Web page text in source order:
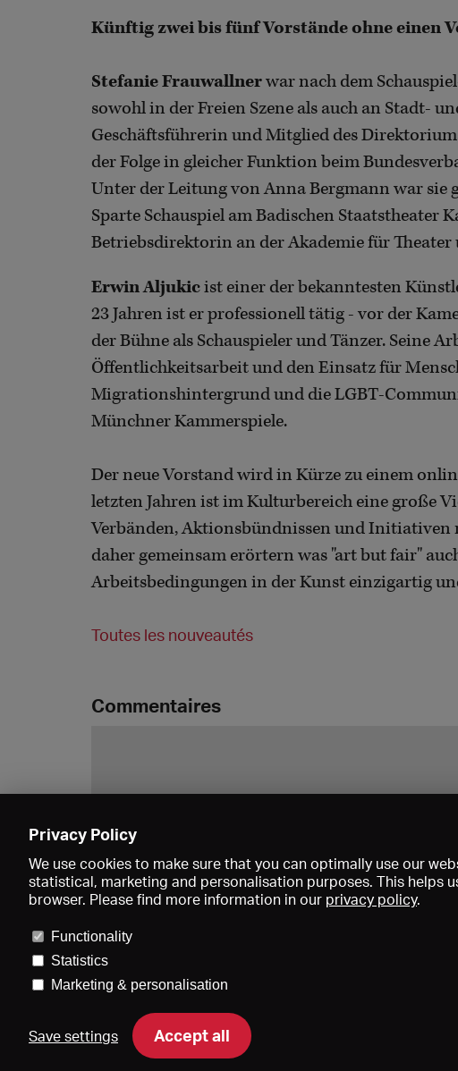
Künftig zwei bis fünf Vorstände ohne einen
Stefanie Frauwallnerwar nach dem
sowohl in der Freien Szene als auch an Stadt-
Geschäftsführerin und Mitglied des
der Folge in gleicher Funktion beim
Unter der Leitung von Anna Bergmann war sie
Sparte Schauspiel am Badischen Staatstheater
Betriebsdirektorin an der Akademie für
Erwin Aljukicist einer der bekanntesten
23 Jahren ist er professionell tätig - vor der
der Bühne als Schauspieler und Tänzer. Seine
Öffentlichkeitsarbeit und den Einsatz für
Migrationshintergrund und die LGBT-
Münchner Kammerspiele.
Der neue Vorstand wird in Kürze zu einem
letzten Jahren ist im Kulturbereich eine große
Verbänden, Aktionsbündnissen und Initiativen
daher gemeinsam erörtern was "art but fair"
Arbeitsbedingungen in der Kunst einzigartig
Toutes les nouveautés
Commentaires
Privacy Policy
We use cookies to make sure that you can optimally use our
statistical, marketing and personalisation purposes. This helps
browser. Please find more information in our privacy policy.
Functionality
Statistics
Marketing & personalisation
Save settings Accept all